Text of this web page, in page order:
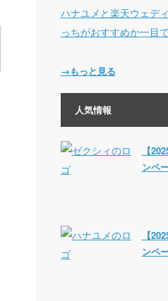
ハナユメと楽天ウェデ
っちがおすすめか一目
→もっと見る
人気情報
【
ンペ
【
ンペ